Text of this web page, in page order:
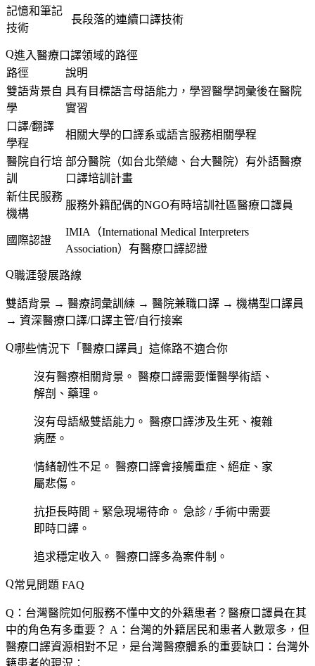
記憶和筆記
技術
長段落的連續口譯技術
進入醫療口譯領域的路徑
路徑
說明
雙語背景自
學
具有目標語言母語能力，學習醫學詞彙後在醫院
實習
口譯/翻譯
學程
相關大學的口譯系或語言服務相關學程
醫院自行培
訓
部分醫院（如台北榮總、台大醫院）有外語醫療
口譯培訓計畫
新住民服務
機構
服務外籍配偶的NGO有時培訓社區醫療口譯員
國際認證
IMIA（International Medical Interpreters
Association）有醫療口譯認證
職涯發展路線
雙語背景 → 醫療詞彙訓練 → 醫院兼職口譯 → 機構型口譯員
→ 資深醫療口譯/口譯主管/自行接案
哪些情況下「醫療口譯員」這條路不適合你
沒有醫療相關背景。 醫療口譯需要懂醫學術語、
解剖、藥理。
沒有母語級雙語能力。 醫療口譯涉及生死、複雜
病歷。
情緒韌性不足。 醫療口譯會接觸重症、絕症、家
屬悲傷。
抗拒長時間 + 緊急現場待命。 急診 / 手術中需要
即時口譯。
追求穩定收入。 醫療口譯多為案件制。
常見問題 FAQ
Q：台灣醫院如何服務不懂中文的外籍患者？醫療口譯員在其
中的角色有多重要？ A：台灣的外籍居民和患者人數眾多，但
醫療口譯資源相對不足，是台灣醫療體系的重要缺口：台灣外
籍患者的現況：